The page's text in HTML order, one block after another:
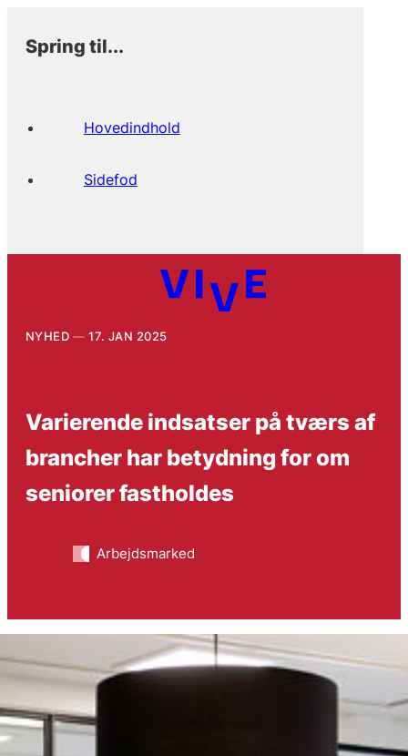
Spring til...
Hovedindhold
Sidefod
NYHED 17. JAN 2025
Varierende indsatser på tværs af
brancher har betydning for om
seniorer fastholdes
Arbejdsmarked